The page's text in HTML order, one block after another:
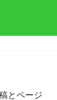
とページ